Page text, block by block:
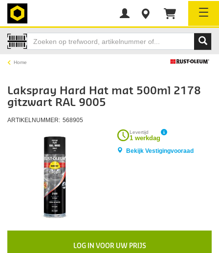
Home
Lakspray Hard Hat mat 500ml 2178
gitzwart RAL 9005
ARTIKELNUMMER: 568905
Levertijd
1 werkdag
Bekijk Vestigingvooraad
LOG IN VOOR UW PRIJS